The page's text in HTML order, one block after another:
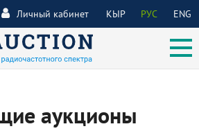
КЫР РУС ENG
Личный кабинет
аукционы